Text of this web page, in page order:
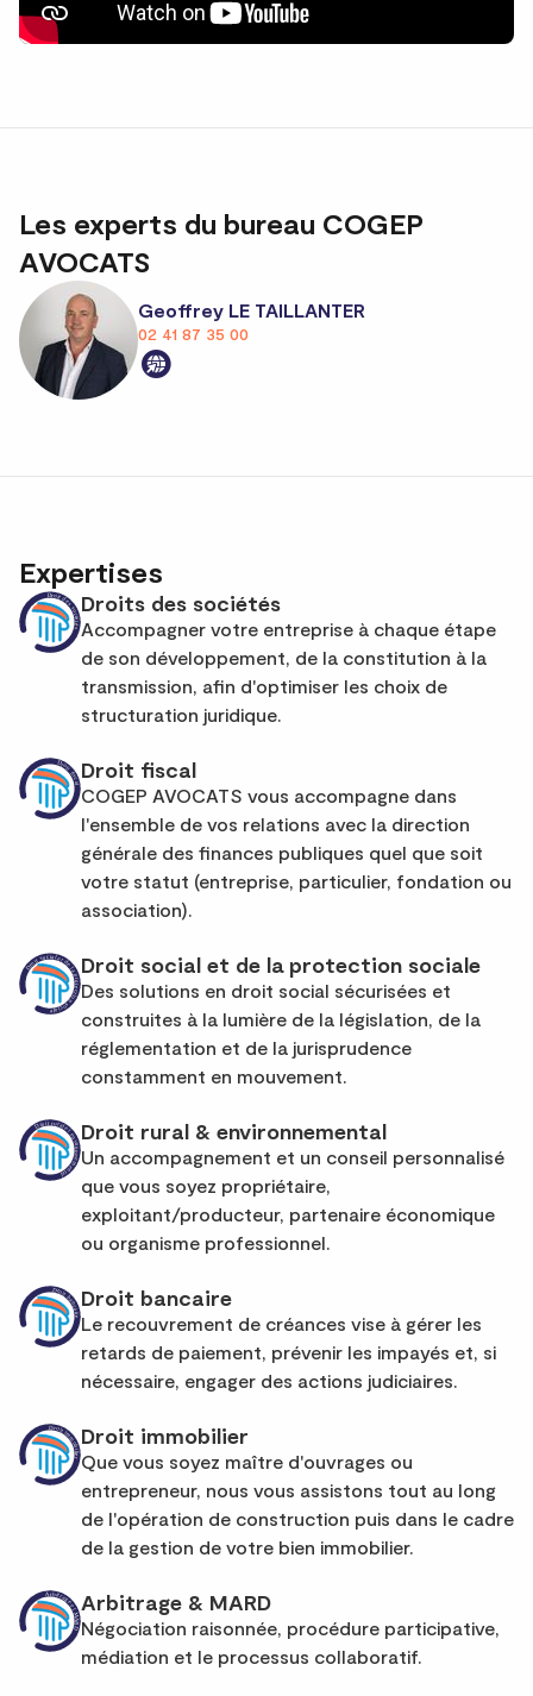
Les experts du bureau COGEP
AVOCATS
Geoffrey LE TAILLANTER
02 41 87 35 00
Expertises
Droits des sociétés
Accompagner votre entreprise à chaque étape
de son développement, de la constitution à la
transmission, afin d'optimiser les choix de
structuration juridique.
Droit fiscal
COGEP AVOCATS vous accompagne dans
l'ensemble de vos relations avec la direction
générale des finances publiques quel que soit
votre statut (entreprise, particulier, fondation ou
association).
Droit social et de la protection sociale
Des solutions en droit social sécurisées et
construites à la lumière de la législation, de la
réglementation et de la jurisprudence
constamment en mouvement.
Droit rural & environnemental
Un accompagnement et un conseil personnalisé
que vous soyez propriétaire,
exploitant/producteur, partenaire économique
ou organisme professionnel.
Droit bancaire
Le recouvrement de créances vise à gérer les
retards de paiement, prévenir les impayés et, si
nécessaire, engager des actions judiciaires.
Droit immobilier
Que vous soyez maître d'ouvrages ou
entrepreneur, nous vous assistons tout au long
de l'opération de construction puis dans le cadre
de la gestion de votre bien immobilier.
Arbitrage & MARD
Négociation raisonnée, procédure participative,
médiation et le processus collaboratif.